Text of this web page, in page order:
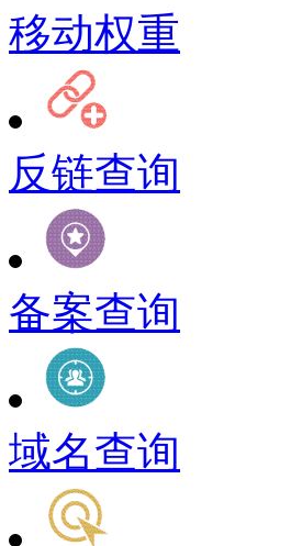
移动权重
反链查询
备案查询
域名查询